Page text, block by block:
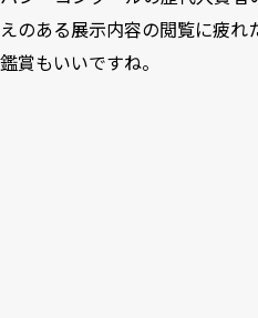
えのある展示内容の閲覧に疲
鑑賞もいいですね。